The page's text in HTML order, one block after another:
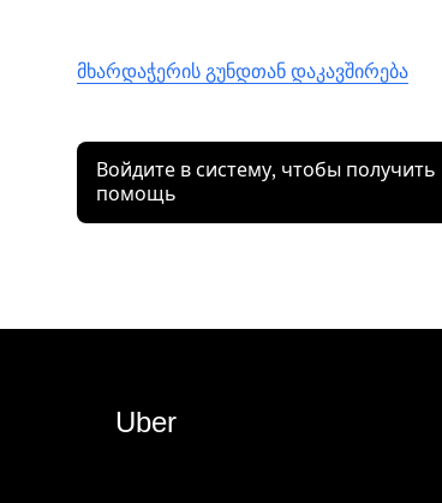
მხარდაჭერის გუნდთან დაკავშირება
Войдите в систему, чтобы получить
помощь
Uber